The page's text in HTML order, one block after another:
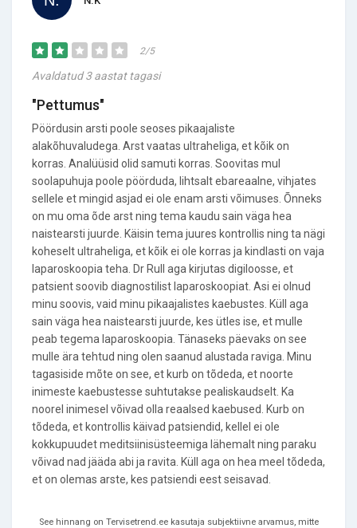
2/5
Avaldatud 3 aastat tagasi
"Pettumus"
Pöördusin arsti poole seoses pikaajaliste
alakõhuvaludega. Arst vaatas ultraheliga, et kõik on
korras. Analüüsid olid samuti korras. Soovitas mul
soolapuhuja poole pöörduda, lihtsalt ebareaalne, vihjates
sellele et mingid asjad ei ole enam arsti võimuses. Õnneks
on mu oma õde arst ning tema kaudu sain väga hea
naistearsti juurde. Käisin tema juures kontrollis ning ta nägi
koheselt ultraheliga, et kõik ei ole korras ja kindlasti on vaja
laparoskoopia teha. Dr Rull aga kirjutas digiloosse, et
patsient soovib diagnostilist laparoskoopiat. Asi ei olnud
minu soovis, vaid minu pikaajalistes kaebustes. Küll aga
sain väga hea naistearsti juurde, kes ütles ise, et mulle
peab tegema laparoskoopia. Tänaseks päevaks on see
mulle ära tehtud ning olen saanud alustada raviga. Minu
tagasiside mõte on see, et kurb on tõdeda, et noorte
inimeste kaebustesse suhtutakse pealiskaudselt. Ka
noorel inimesel võivad olla reaalsed kaebused. Kurb on
tõdeda, et kontrollis käivad patsiendid, kellel ei ole
kokkupuudet meditsiinisüsteemiga lähemalt ning paraku
võivad nad jääda abi ja ravita. Küll aga on hea meel tõdeda,
et on olemas arste, kes patsiendi eest seisavad.
See hinnang on Tervisetrend.ee kasutaja subjektiivne arvamus, mitte